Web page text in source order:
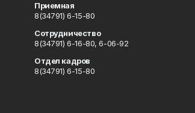
Приемная
8(34791) 6-15-80
Сотрудничество
8(34791) 6-16-80, 6-06-92
Отдел кадров
8(34791) 6-15-80